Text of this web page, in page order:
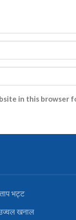
in this browser
भट्ट
खनाल